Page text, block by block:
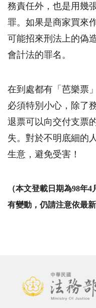
務責任外，也是用幾
罪。如果是商家買來
可能招來刑法上的偽
會計法的罪名。
在到處都有「芭樂票
必須特別小心，除了
退票可以向交付支票
失。對於不明底細的
生意，避免受害！
（本文登載日期為98年4
有變動，仍請注意依最新